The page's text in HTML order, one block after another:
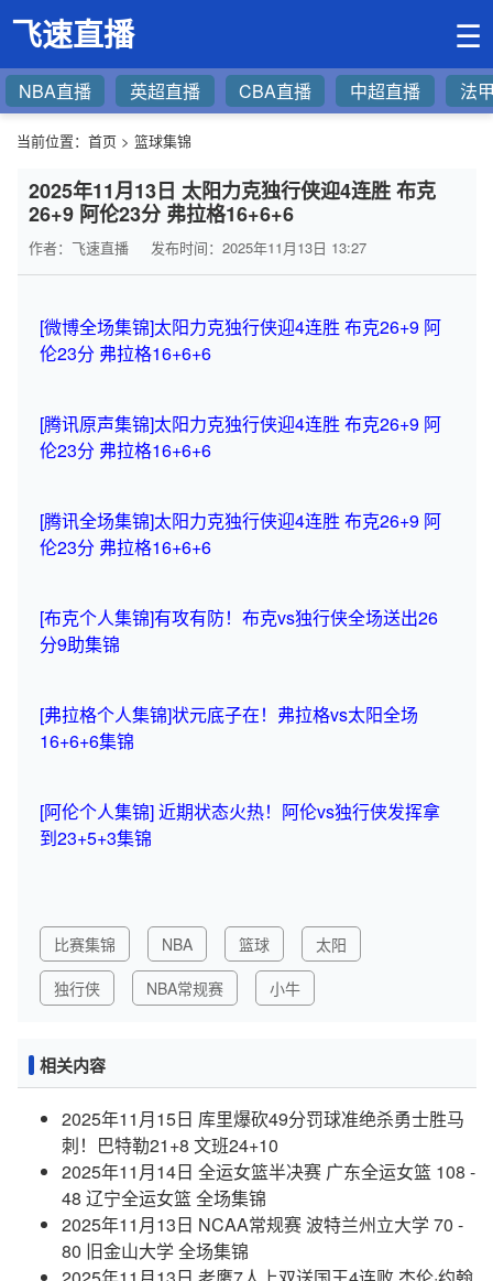
飞速直播 ☰
NBA直播 英超直播 CBA直播 中超直播 法
当前位置： 首页 > 篮球集锦
2025年11月13日 太阳力克独行侠迎4连胜 布克
26+9 阿伦23分 弗拉格16+6+6
作者：飞速直播 发布时间：2025年11月13日 13:27
[微博全场集锦]太阳力克独行侠迎4连胜 布克26+9 阿
伦23分 弗拉格16+6+6
[腾讯原声集锦]太阳力克独行侠迎4连胜 布克26+9 阿
伦23分 弗拉格16+6+6
[腾讯全场集锦]太阳力克独行侠迎4连胜 布克26+9 阿
伦23分 弗拉格16+6+6
[布克个人集锦]有攻有防！布克vs独行侠全场送出26
分9助集锦
[弗拉格个人集锦]状元底子在！弗拉格vs太阳全场
16+6+6集锦
[阿伦个人集锦] 近期状态火热！阿伦vs独行侠发挥拿
到23+5+3集锦
比赛集锦 NBA 篮球
太阳
独行侠
NBA常规赛 小牛
相关内容
2025年11月15日 库里爆砍49分罚球准绝杀勇士胜马
刺！巴特勒21+8 文班24+10
2025年11月14日 全运女篮半决赛 广东全运女篮 108 -
48 辽宁全运女篮 全场集锦
2025年11月13日 NCAA常规赛 波特兰州立大学 70 -
80 旧金山大学 全场集锦